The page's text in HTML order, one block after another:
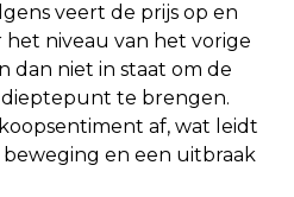
veert de prijs op en
niveau van het vorige
dan niet in staat om de
dieptepunt te brengen.
af, wat leidt
en een uitbraak